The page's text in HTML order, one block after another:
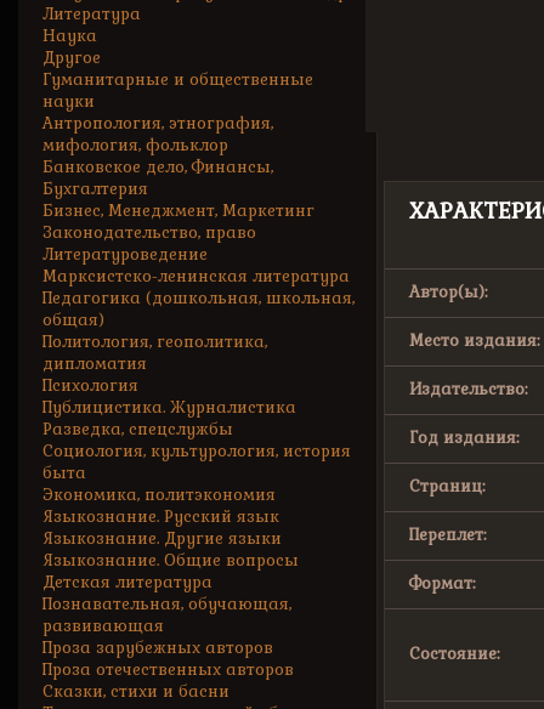
Литература
Наука
Другое
Гуманитарные и общественные
науки
Антропология, этнография,
мифология, фольклор
Банковское дело, Финансы,
Бухгалтерия
Бизнес, Менеджмент, Маркетинг
Законодательство, право
Литературоведение
Марксистско-ленинская литература
Педагогика (дошкольная, школьная,
общая)
Политология, геополитика,
дипломатия
Психология
Публицистика. Журналистика
Разведка, спецслужбы
Социология, культурология, история
быта
Экономика, политэкономия
Языкознание. Русский язык
Языкознание. Другие языки
Языкознание. Общие вопросы
Детская литература
Познавательная, обучающая,
развивающая
Проза зарубежных авторов
Проза отечественных авторов
Сказки, стихи и басни
Автор(ы):
Место издания:
Издательство:
Год издания:
Страниц:
Переплет:
Формат:
Состояние: